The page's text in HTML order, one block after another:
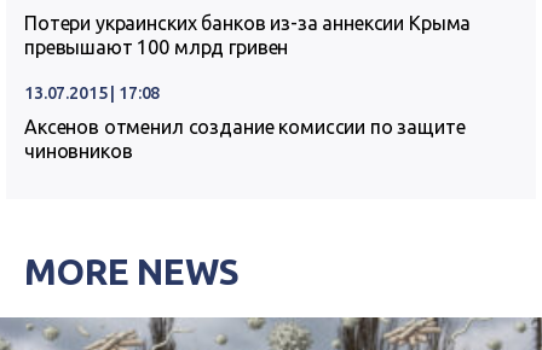
Потери украинских банков из-за аннексии Крыма
превышают 100 млрд гривен
13.07.2015 | 17:08
Аксенов отменил создание комиссии по защите
чиновников
MORE NEWS